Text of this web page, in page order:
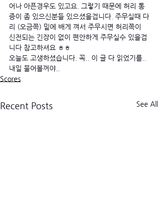
어나 아픈경우도 있고요. 그렇기 때문에 허리 통
증이 좀 있으신분들 있으셨을겁니다. 주무실때 다
리 (오금쪽) 밑에 배게 껴서 주무시면 허리쪽이
신전되는 긴장이 없이 편안하게 주무실수 있을겁
니다 참고하셔요 ㅎㅎ
오늘도 고생하셨습니다. 꼭.. 이 글 다 읽었기를..
내일 물어볼꺼야..
Scores
Recent Posts See All